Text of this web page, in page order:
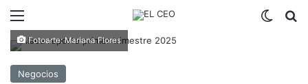
Fotoarte: Mariana Flores
Negocios